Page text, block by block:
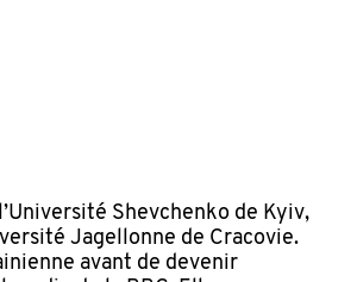
Shevchenko de Kyiv,
Jagellonne de Cracovie.
avant de devenir